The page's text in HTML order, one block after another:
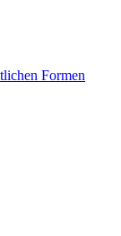
Formen